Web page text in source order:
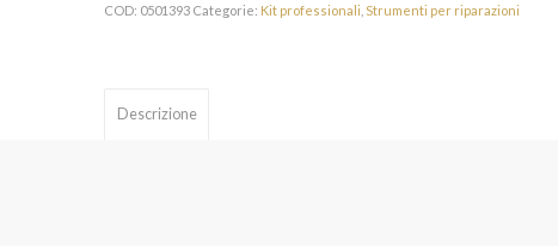
COD: 0501393 Categorie: Kit professionali Strumenti per riparazioni
Descrizione